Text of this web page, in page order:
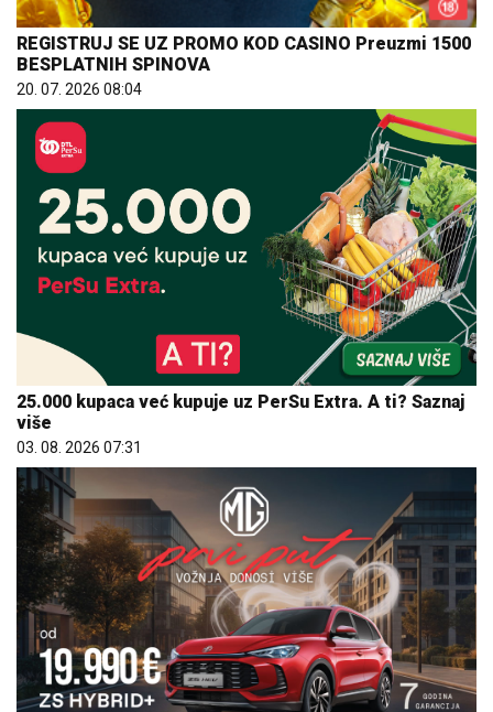
REGISTRUJ SE UZ PROMO KOD CASINO Preuzmi 1500
BESPLATNIH SPINOVA
20. 07. 2026 08:04
25.000 kupaca već kupuje uz PerSu Extra. A ti? Saznaj
više
03. 08. 2026 07:31